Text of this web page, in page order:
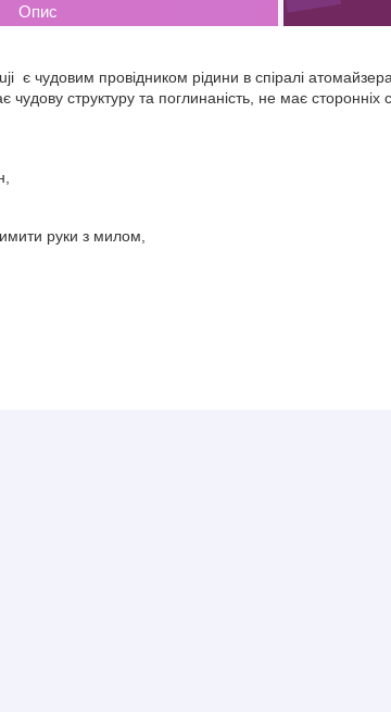
Опис
чудовим провідником рідини в спіралі
чудову структуру та поглинаність, не має
руки з милом,